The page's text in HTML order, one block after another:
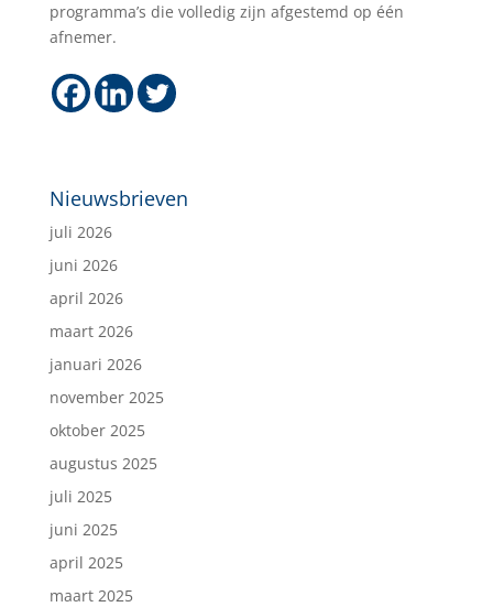
programma’s die volledig zijn afgestemd op één
afnemer.
Nieuwsbrieven
juli 2026
juni 2026
april 2026
maart 2026
januari 2026
november 2025
oktober 2025
augustus 2025
juli 2025
juni 2025
april 2025
maart 2025